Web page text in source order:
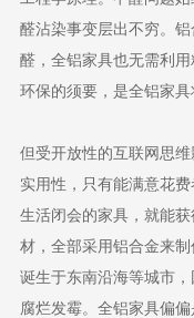
醛沾染事变层出不穷。
醛，全铝家具也无需利
环保的须要，是全铝家具
但受开放性的互联网思
实用性，只有能满意花
生活闭会的家具，就能
材，全部采用铝合金来
诞生于东南沿海等城市
腐烂发霉。全铝家具偏